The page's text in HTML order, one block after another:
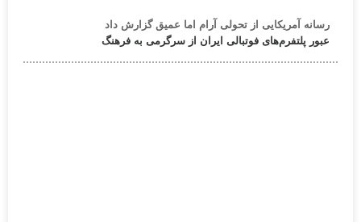
رسانه آمریکایی از تحولی آرام اما عمیق گزارش داد
عبور پلتفرم‌های فوتبالی ایران از سرگرمی به فرهنگ